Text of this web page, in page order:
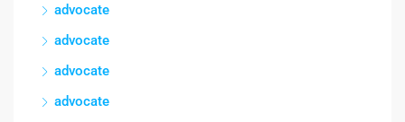
advocate
advocate
advocate
advocate